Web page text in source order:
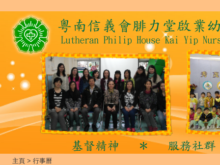
主頁 > 行事曆